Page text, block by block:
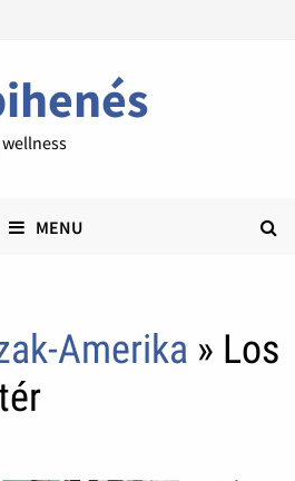
MENU
Amerika » Los